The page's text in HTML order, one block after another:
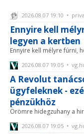
2026.08.07 19:10 •
Ennyire kell
legyen a kertben
Ennyire kell mélyre fúrni,
2026.08.07 19:05 •
A Revolut
ügyfeleknek -
pénzükhöz
Örömre hidegzuhany a
2026.08.07 19:05 •